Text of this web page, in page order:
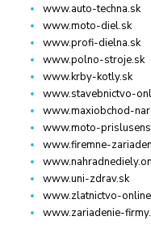
www.auto-techna.sk
www.moto-diel.sk
www.profi-dielna.sk
www.polno-stroje.sk
www.krby-kotly.sk
www.stavebnictvo-
www.maxiobchod-
www.moto-
www.firemne-
www.uni-zdrav.sk
www.zlatnictvo-
www.zariadenie-